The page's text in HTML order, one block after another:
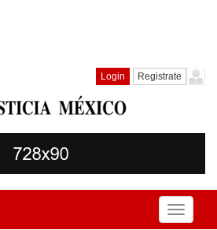
Login Registrate
Toggle